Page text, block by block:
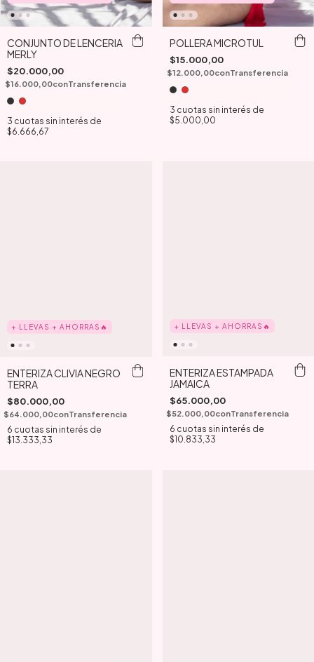
CONJUNTO DE LENCERIA
MERLY
$20.000,00
$16.000,00conTransferencia
3 cuotas sin interés de
$6.666,67
POLLERA MICROTUL
$15.000,00
$12.000,00conTransferencia
3 cuotas sin interés de
$5.000,00
+ LLEVAS + AHORRAS🔥
ENTERIZA CLIVIA NEGRO
TERRA
$80.000,00
$64.000,00conTransferencia
6 cuotas sin interés de
$13.333,33
+ LLEVAS + AHORRAS🔥
ENTERIZA ESTAMPADA
JAMAICA
$65.000,00
$52.000,00conTransferencia
6 cuotas sin interés de
$10.833,33